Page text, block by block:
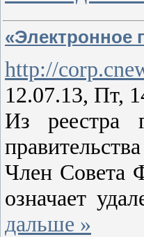
«Электронное
http://
12.07.13, Пт,
Из реестра
Член Совета
означает
дальше »